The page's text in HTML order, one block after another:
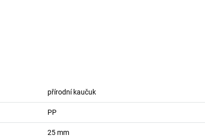
přírodní kaučuk
PP
25 mm